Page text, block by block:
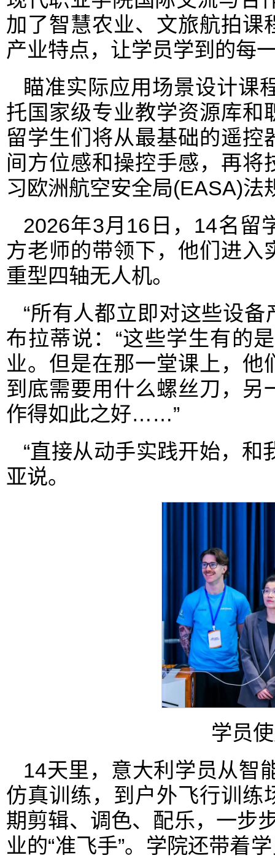
加了智慧农业、文旅航拍课
产业特点，让学员学到的每
瞄准实际应用场景设计课
托国家级专业教学资源库和
留学生们将从最基础的遥
间方位感和操控手感，再
习欧洲航空安全局(EASA)法
2026年3月16日，14名留
方老师的带领下，他们进
重型四轴无人机。
“所有人都立即对这些设备
布拉蒂说：“这些学生有的
业。但是在那一堂课上，
到底需要用什么螺丝刀，
作得如此之好……”
“直接从动手实践开始，和
亚说。
学员
14天里，意大利学员从智
仿真训练，到户外飞行训练
期剪辑、调色、配乐，一步
业的“准飞手”。学院还带着